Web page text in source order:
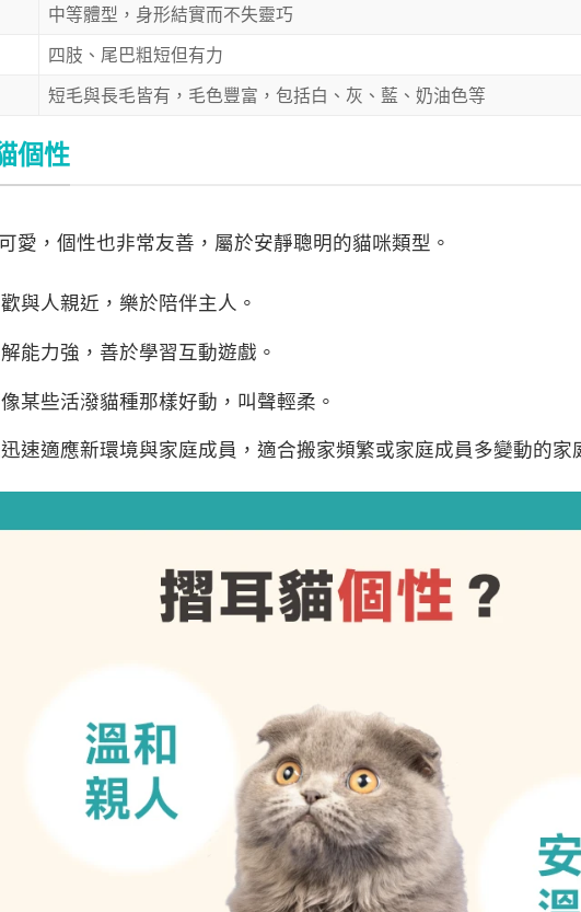
中等體型，身形結實而不失靈巧
四肢、尾巴粗短但有力
短毛與長毛皆有，毛色豐富，包括白、灰、藍、奶油色等
個性
愛，個性也非常友善，屬於安靜聰明的貓咪類型。
與人親近，樂於陪伴主人。
能力強，善於學習互動遊戲。
某些活潑貓種那樣好動，叫聲輕柔。
速適應新環境與家庭成員，適合搬家頻繁或家庭成員多變動的家